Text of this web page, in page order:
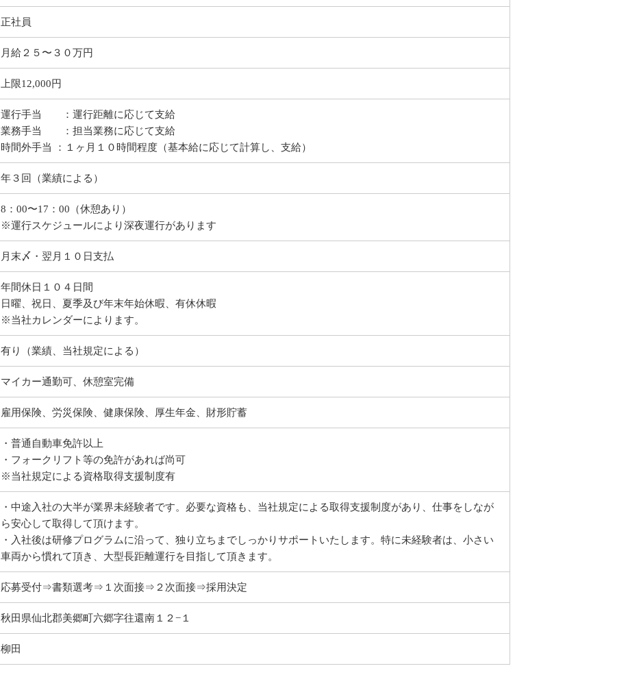
正社員
月給２５〜３０万円
上限12,000円
運行手当 ：運行距離に応じて支給
業務手当 ：担当業務に応じて支給
時間外手当 ：１ヶ月１０時間程度（基本給に応じて計算し、支給）
年３回（業績による）
8：00〜17：00（休憩あり）
※運行スケジュールにより深夜運行があります
月末〆・翌月１０日支払
年間休日１０４日間
日曜、祝日、夏季及び年末年始休暇、有休休暇
※当社カレンダーによります。
有り（業績、当社規定による）
マイカー通勤可、休憩室完備
雇用保険、労災保険、健康保険、厚生年金、財形貯蓄
・普通自動車免許以上
・フォークリフト等の免許があれば尚可
※当社規定による資格取得支援制度有
・中途入社の大半が業界未経験者です。必要な資格も、当社規定による取得支援制度があり、仕事をしなが
ら安心して取得して頂けます。
・入社後は研修プログラムに沿って、独り立ちまでしっかりサポートいたします。特に未経験者は、小さい
車両から慣れて頂き、大型長距離運行を目指して頂きます。
応募受付⇒書類選考⇒１次面接⇒２次面接⇒採用決定
秋田県仙北郡美郷町六郷字往還南１２−１
柳田